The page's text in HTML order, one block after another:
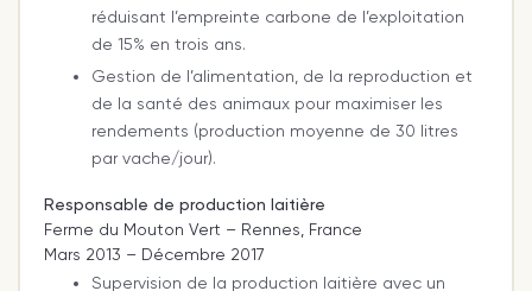
réduisant l’empreinte carbone de l’exploitation
de 15% en trois ans.
Gestion de l’alimentation, de la reproduction et
de la santé des animaux pour maximiser les
rendements (production moyenne de 30 litres
par vache/jour).
Responsable de production laitière
Ferme du Mouton Vert – Rennes, France
Mars 2013 – Décembre 2017
Supervision de la production laitière avec un